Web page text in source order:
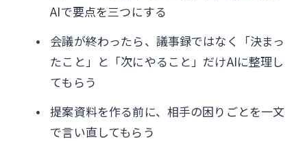
AIで要点を三つにする
会議が終わったら、議事録ではなく「決まっ
たこと」と「次にやること」だけAIに整理し
てもらう
提案資料を作る前に、相手の困りごとを一文
で言い直してもらう